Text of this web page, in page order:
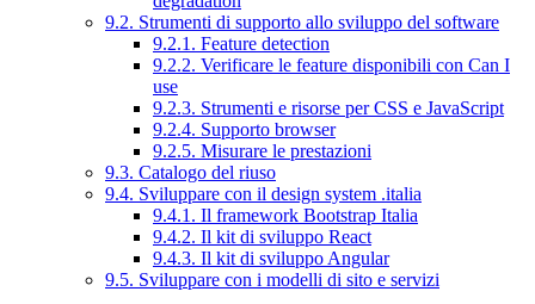
9.2. Strumenti di supporto allo sviluppo del software
9.2.1. Feature detection
9.2.2. Verificare le feature disponibili con Can I
use
9.2.3. Strumenti e risorse per CSS e JavaScript
9.2.4. Supporto browser
9.2.5. Misurare le prestazioni
9.3. Catalogo del riuso
9.4. Sviluppare con il design system .italia
9.4.1. Il framework Bootstrap Italia
9.4.2. Il kit di sviluppo React
9.4.3. Il kit di sviluppo Angular
9.5. Sviluppare con i modelli di sito e servizi